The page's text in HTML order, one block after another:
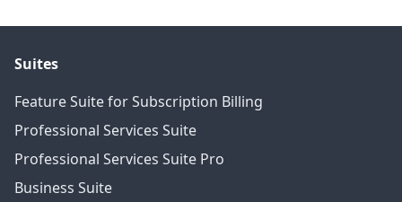
Suites
Feature Suite for Subscription Billing
Professional Services Suite
Professional Services Suite Pro
Business Suite